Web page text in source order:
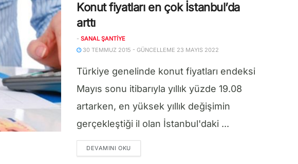
Konut fiyatları en çok İstanbul’da
arttı
- SANAL ŞANTIYE
30 TEMMUZ 2015 - GÜNCELLEME 23 MAYIS 2022
Türkiye genelinde konut fiyatları endeksi
Mayıs sonu itibarıyla yıllık yüzde 19.08
artarken, en yüksek yıllık değişimin
gerçekleştiği il olan İstanbul'daki ...
DEVAMINI OKUDETAILS